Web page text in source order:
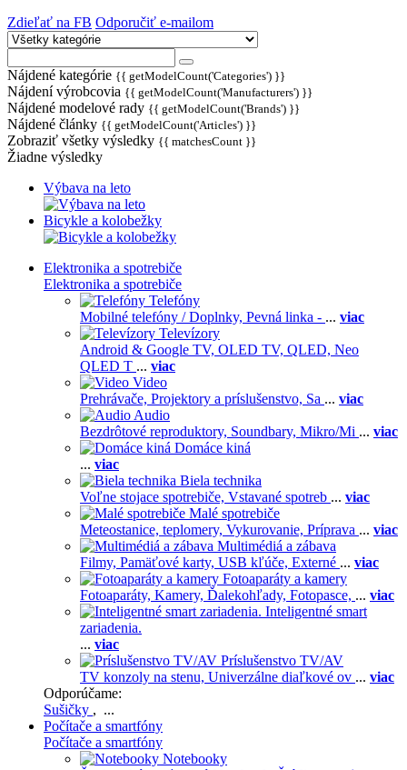
Zdieľať na FB Odporučiť e-mailom
Nájdené kategórie {{ getModelCount('Categories') }}
Nájdení výrobcovia {{ getModelCount('Manufacturers') }}
Nájdené modelové rady {{ getModelCount('Brands') }}
Nájdené články {{ getModelCount('Articles') }}
Zobraziť všetky výsledky {{ matchesCount }}
Žiadne výsledky
Výbava na leto
Bicykle a kolobežky
Elektronika a spotrebiče
Elektronika a spotrebiče
Telefóny
Mobilné telefóny / Doplnky, Pevná linka - ... viac
Televízory
Android & Google TV, OLED TV, QLED, Neo
QLED T ... viac
Video
Prehrávače, Projektory a príslušenstvo, Sa ... viac
Audio
Bezdrôtové reproduktory, Soundbary, Mikro/Mi ... viac
Domáce kiná
... viac
Biela technika
Voľne stojace spotrebiče, Vstavané spotreb ... viac
Malé spotrebiče
Meteostanice, teplomery, Vykurovanie, Príprava ... viac
Multimédiá a zábava
Filmy, Pamäťové karty, USB kľúče, Externé ... viac
Fotoaparáty a kamery
Fotoaparáty, Kamery, Ďalekohľady, Fotopasce, ... viac
Inteligentné smart
zariadenia.
... viac
Príslušenstvo TV/AV
TV konzoly na stenu, Univerzálne diaľkové ov ... viac
Odporúčame:
Sušičky , ...
Počítače a smartfóny
Počítače a smartfóny
Notebooky